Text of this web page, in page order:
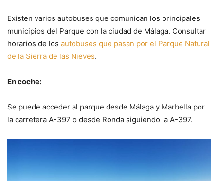
Existen varios autobuses que comunican los principales
municipios del Parque con la ciudad de Málaga. Consultar
horarios de los autobuses que pasan por el Parque Natural
de la Sierra de las Nieves.
En coche:
Se puede acceder al parque desde Málaga y Marbella por
la carretera A-397 o desde Ronda siguiendo la A-397.